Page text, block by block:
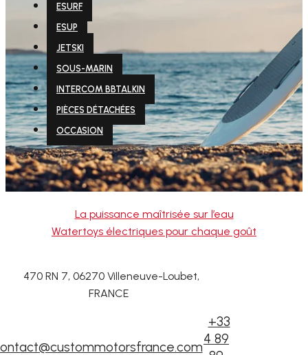
ESURF
ESUP
JETSKI
SOUS-MARIN
INTERCOM BBTALKIN
PIÈCES DÉTACHÉES
OCCASION
La puissance maîtrisée sur l’eau
Watertoys électriques pour chaque goût
470 RN 7, 06270 Villeneuve-Loubet,
FRANCE
+33
4 89